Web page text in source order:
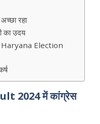
रहा
का उदय
Haryana Election
2024 में कांग्रेस